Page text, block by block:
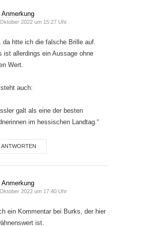
Anmerkung
2022 um 15:27 Uhr
da htte ich die falsche Brille auf.
ist allerdings ein Aussage ohne
Wert.
steht auch:
galt als eine der besten
im hessischen Landtag.“
ANTWORTEN
Anmerkung
2022 um 17:40 Uhr
ein Kommentar bei Burks, der hier
ist.